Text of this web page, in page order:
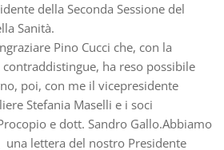
della Seconda Sessione del
Sanità.
Pino Cucci che, con la
ha reso possibile
poi, con me il vicepresidente
Stefania Maselli e i soci
e dott. Sandro Gallo.Abbiamo
una lettera del nostro Presidente